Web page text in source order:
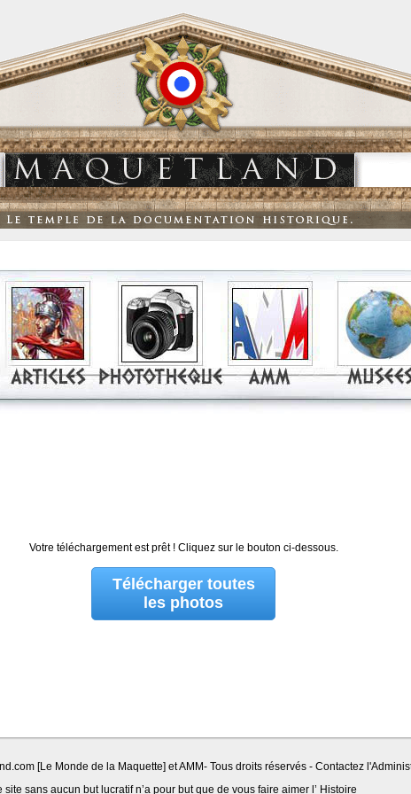
Votre téléchargement est prêt ! Cliquez sur le bouton ci-dessous.
Télécharger toutes
les photos
[Le Monde de la Maquette] et AMM- Tous droits réservés - Contactez
site sans aucun but lucratif n’a pour but que de vous faire aimer l’ Histoire